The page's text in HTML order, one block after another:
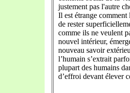
justement pas l'autre
Il est étrange
de rester
comme ils ne veulent
nouvel intérieur,
nouveau savoir
l’humain s’extrait
plupart des humains
d’effroi devant élever